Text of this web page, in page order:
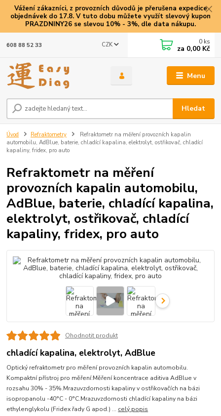
Vážení zákazníci, z provozních důvodů je přerušena expedice
objednávek do 17.8. V tuto dobu můžete využít slevový kupon
PRAZDNINY26 se slevou 10% - 3%, dle data nákupu.
Menu
CZK
Hledat
608 88 52 33 0 ks
za 0,00 Kč
Úvod Refraktometry
Refraktometr na měření provozních kapalin
automobilu, AdBlue, baterie, chladící kapalina, elektrolyt, ostřikovač, chladící
kapaliny, fridex, pro auto
Refraktometr na měření
provozních kapalin automobilu,
AdBlue, baterie, chladící kapalina,
elektrolyt, ostřikovač, chladící
kapaliny, fridex, pro auto
Ohodnotit produkt
chladící kapalina, elektrolyt, AdBlue
Optický refraktometr pro měření provozních kapalin automobilu.
Kompaktní přístroj pro měření:Měření koncentrace aditiva AdBlue v
rozsahu 30% - 35%.Mrazuvzdornosti kapaliny v ostřikovačích na bázi
isopropanolu -40°C - 0°C.Mrazuvzdornosti chladící kapaliny na bázi
ethylenglykolu (Fridex řady G apod.) ... celý popis